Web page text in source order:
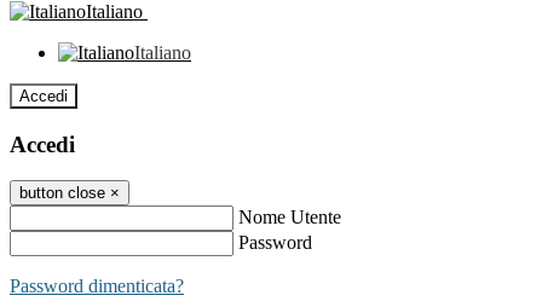
Italiano
Italiano
Accedi
Accedi
button close ×
Nome Utente
Password
Password dimenticata?